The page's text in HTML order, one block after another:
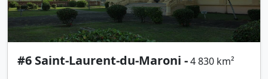
#6 Saint-Laurent-du-Maroni -4 830 km²